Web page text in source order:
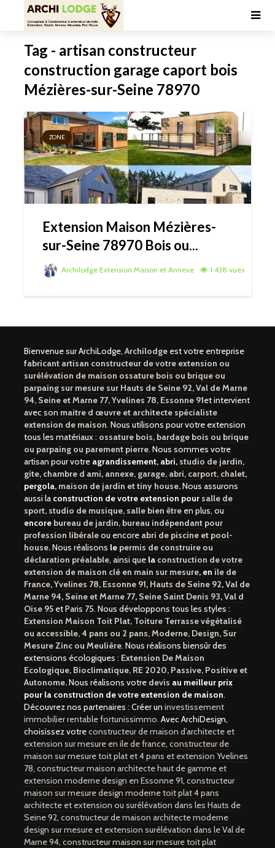
Tag - artisan constructeur
construction garage caport bois
Mézières-sur-Seine 78970
ZONE
Extension Maison Mézières-
sur-Seine 78970 Bois ou...
Archilodge Extension Maison et Annexe 1 438 vues
Bienvenue sur ArchiLodge, Archilodge est votre entreprise
fabricant artisan constructeur de votre extension ou
surélévation de maison ossature bois ou brique ou
parpaing sur mesure sur Hauts de Seine 92, Val de Marne
94, Seine et Marne 77, Yvelines 78, Essonne 91et intervient
avec son maitre d œuvre et architecte spécialiste
extension de maison. Nous utilisons pour votre extension
tous les matériaux : ossature bois, bardage bois ou brique
ou parpaing ou parement pierre. Nous sommes votre
artisan pour votre agrandissement, abri, studio de jardin,
gite, chambre d ami, annexe, garage, abri, carport, chalet,
pergola, maison de jardin et tiny house.Nous assurons
aussi la construction de votre extension pour salle de
sport, studio de musique, salle bien être en plus, ou
encore bureau de jardin, bureau indépendant pour
profession libéraleou encore abri de piscine et pool-
house.Nous réalisons le permis de construire ou
déclaration préalable, ainsi que la construction de votre
extension de maison clé en main sur mesure, en ile de
France,Yvelines 78, Essonne 91, Hauts de Seine 92,Val de
Marne 94, Seine et Marne 77, Seine Saint Denis 93,Val d
Oise 95 et Paris 75. Nous développons tous les styles :
Extension Maison Toit Plat, Toiture Terrasse végétalisé
ou accessible, 4 pans ou 2 pans, Moderne, Design, Sur
Mesure Zinc ou Meulière. Nous réalisons biensûr des
extensions écologiques : Extension De Maison
Ecologique, Bioclimatique, RE 2020, Passive, Positive et
Autonome.Nous réalisons votre devis au meilleur prix
pour la construction de votre extension de maison.
Découvrez nos partenaires : Créer un investissement
immobilier rentable fortunissimmo. Avec ArchiDesign,
choisissez votreconstructeur de maison d’architecte et
extension sur mesure en ile de france, constructeur de
maison sur mesure toit plat et 4 pans et extension Yvelines
78, constructeur maison architecte haut de gamme et
extension moderne design en Essonne 91, constructeur
maison sur mesure design moderne toit plat 4 pans
architecte et extension ou surélévation dans les Hauts de
Seine 92, constructeur de maison architecte moderne
design sur mesure et extension surélévation dans le Val de
Marne 94, constructeur maison sur mesure toit plat